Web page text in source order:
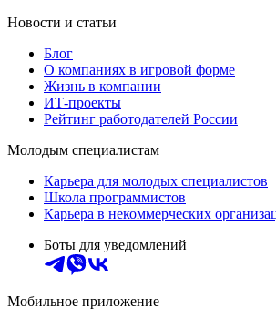
Новости и статьи
Блог
О компаниях в игровой форме
Жизнь в компании
ИТ-проекты
Рейтинг работодателей России
Молодым специалистам
Карьера для молодых специалистов
Школа программистов
Карьера в некоммерческих
Боты для уведомлений
Мобильное приложение